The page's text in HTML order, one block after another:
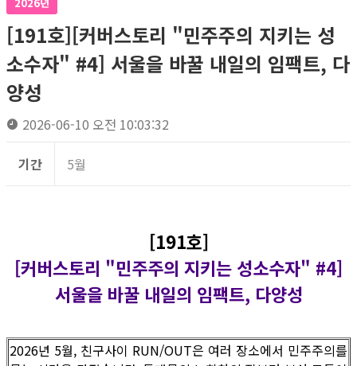
[191호][커버스토리 "민주주의 지키는 성
소수자" #4] 서울을 바꿀 내일의 임팩트, 다
양성
2026-06-10 오전 10:03:32
기간 5월
[191호]
[커버스토리 "민주주의 지키는 성소수자" #4]
서울을 바꿀 내일의 임팩트, 다양성
2026년 5월, 친구사이 RUN/OUT은 여러 장소에서 민주주의를